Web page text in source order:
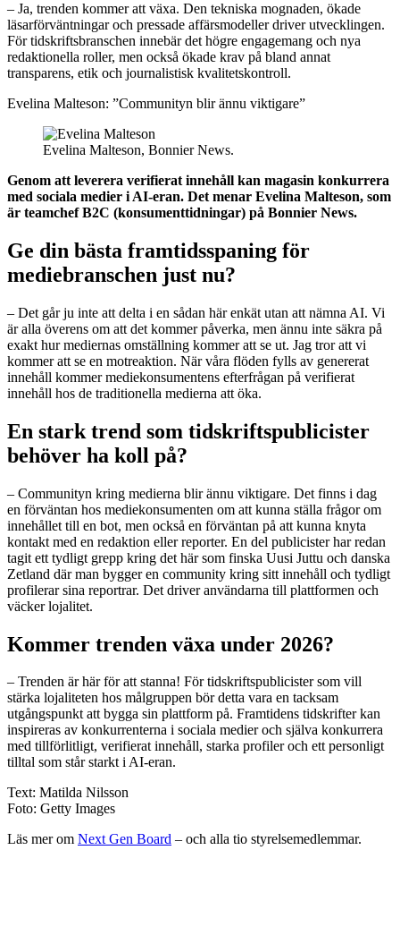
– Ja, trenden kommer att växa. Den tekniska mognaden, ökade
läsarförväntningar och pressade affärsmodeller driver utvecklingen.
För tidskriftsbranschen innebär det högre engagemang och nya
redaktionella roller, men också ökade krav på bland annat
transparens, etik och journalistisk kvalitetskontroll.
Evelina Malteson: ”Communityn blir ännu viktigare”
Evelina Malteson, Bonnier News.
Genom att leverera verifierat innehåll kan magasin konkurrera
med sociala medier i AI-eran. Det menar Evelina Malteson, som
är teamchef B2C (konsumenttidningar) på Bonnier News.
Ge din bästa framtidsspaning för
mediebranschen just nu?
– Det går ju inte att delta i en sådan här enkät utan att nämna AI. Vi
är alla överens om att det kommer påverka, men ännu inte säkra på
exakt hur mediernas omställning kommer att se ut. Jag tror att vi
kommer att se en motreaktion. När våra flöden fylls av genererat
innehåll kommer mediekonsumentens efterfrågan på verifierat
innehåll hos de traditionella medierna att öka.
En stark trend som tidskriftspublicister
behöver ha koll på?
– Communityn kring medierna blir ännu viktigare. Det finns i dag
en förväntan hos mediekonsumenten om att kunna ställa frågor om
innehållet till en bot, men också en förväntan på att kunna knyta
kontakt med en redaktion eller reporter. En del publicister har redan
tagit ett tydligt grepp kring det här som finska Uusi Juttu och danska
Zetland där man bygger en community kring sitt innehåll och tydligt
profilerar sina reportrar. Det driver användarna till plattformen och
väcker lojalitet.
Kommer trenden växa under 2026?
– Trenden är här för att stanna! För tidskriftspublicister som vill
stärka lojaliteten hos målgruppen bör detta vara en tacksam
utgångspunkt att bygga sin plattform på. Framtidens tidskrifter kan
inspireras av konkurrenterna i sociala medier och själva konkurrera
med tillförlitligt, verifierat innehåll, starka profiler och ett personligt
tilltal som står starkt i AI-eran.
Text: Matilda Nilsson
Foto: Getty Images
Läs mer om Next Gen Board – och alla tio styrelsemedlemmar.